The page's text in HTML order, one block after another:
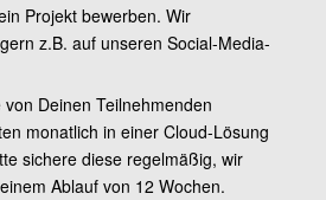
Projekt bewerben. Wir
z.B. auf unseren Social-Media-
Deinen Teilnehmenden
monatlich in einer Cloud-Lösung
sichere diese regelmäßig, wir
Ablauf von 12 Wochen.